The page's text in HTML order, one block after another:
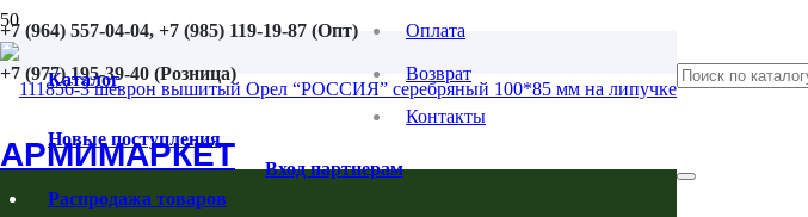
+7 (964) 557-04-04, +7 (985) 119-19-87 (Опт)
+7 (977) 195-39-40 (Розница)
Оплата
Возврат
Контакты
АРМИМАРКЕТ
Каталог
Новые поступления
Распродажа товаров
Вход партнерам